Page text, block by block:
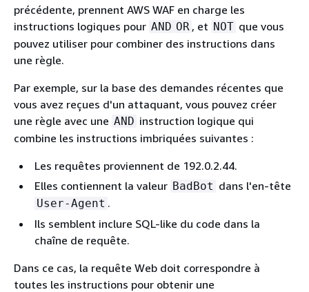
précédente, prennent AWS WAF en charge les
instructions logiques pour AND OR , et NOT que vous
pouvez utiliser pour combiner des instructions dans
une règle.
Par exemple, sur la base des demandes récentes que
vous avez reçues d'un attaquant, vous pouvez créer
une règle avec une AND instruction logique qui
combine les instructions imbriquées suivantes :
Les requêtes proviennent de 192.0.2.44.
Elles contiennent la valeur BadBot dans l'en-tête
User-Agent .
Ils semblent inclure SQL-like du code dans la
chaîne de requête.
Dans ce cas, la requête Web doit correspondre à
toutes les instructions pour obtenir une